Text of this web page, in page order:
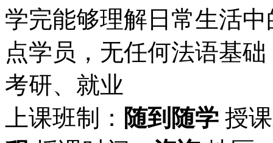
学完能够理解日常生活
点学员，无任何法语基
考研、就业
上课班制： 随到随学 授